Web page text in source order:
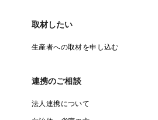
よく冷たく温かく、微生物が活
が、美味しいお米作りの要と
取材したい
生産者への取材を申し込む
連携のご相談
法人連携について